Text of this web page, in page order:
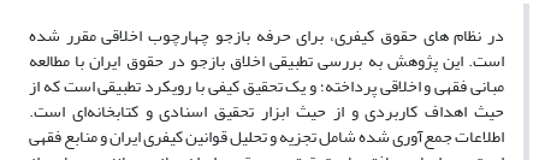
در نظام های حقوق کیفری، برای حرفه بازجو چهارچوب اخلاقی مقرر شده
است. این پژوهش به بررسی تطبیقی اخلاق بازجو در حقوق ایران با مطالعه
مبانی فقهی و اخلاقی پرداخته؛ و یک تحقیق کیفی با رویکرد تطبیقی است که از
حیث اهداف کاربردی و از حیث ابزار تحقیق اسنادی و کتابخانه‌ای است.
اطلاعات جمع‌آوری‌ شده شامل تجزیه و تحلیل قوانین کیفری ایران و منابع فقهی